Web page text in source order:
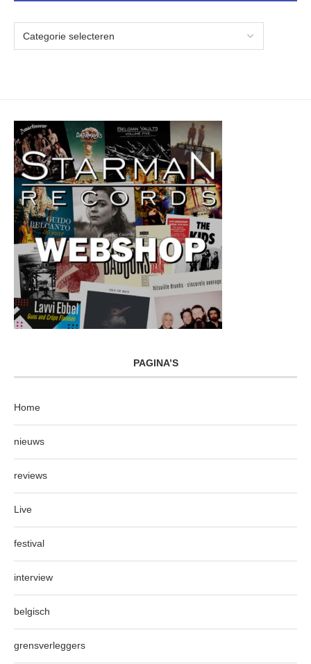
PAGINA’S
Home
nieuws
reviews
Live
festival
interview
belgisch
grensverleggers